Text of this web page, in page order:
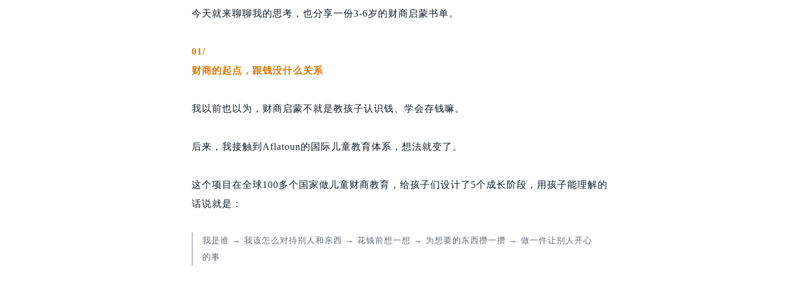
今天就来聊聊我的思考，也分享一份3-6岁的财商启蒙书单。
01/
财商的起点，跟钱没什么关系
我以前也以为，财商启蒙不就是教孩子认识钱、学会存钱嘛。
后来，我接触到Aflatoun的国际儿童教育体系，想法就变了。
这个项目在全球100多个国家做儿童财商教育，给孩子们设计了5个成长阶段，用孩子能理解的
话说就是：
我是谁 → 我该怎么对待别人和东西 → 花钱前想一想 → 为想要的东西攒一攒 → 做一件让别人开心
的事